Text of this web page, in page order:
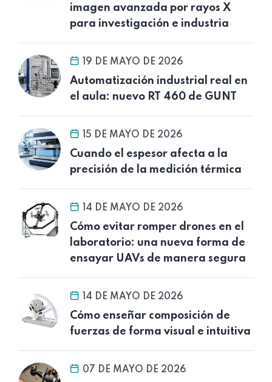
imagen avanzada por rayos X
para investigación e industria
19 DE MAYO DE 2026
Automatización industrial real en
el aula: nuevo RT 460 de GUNT
15 DE MAYO DE 2026
Cuando el espesor afecta a la
precisión de la medición térmica
14 DE MAYO DE 2026
Cómo evitar romper drones en el
laboratorio: una nueva forma de
ensayar UAVs de manera segura
14 DE MAYO DE 2026
Cómo enseñar composición de
fuerzas de forma visual e intuitiva
07 DE MAYO DE 2026